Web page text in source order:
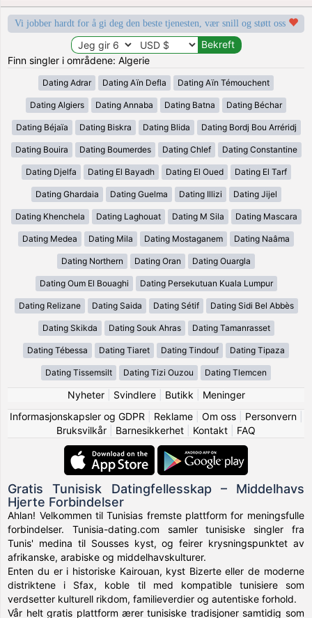
Vi jobber hardt for å gi deg den beste tjenesten, vær snill og støtt oss
Finn singler i områdene: Algerie
Dating Adrar Dating Aïn Defla Dating Aïn Témouchent
Dating Algiers Dating Annaba Dating Batna Dating Béchar
Dating Béjaïa Dating Biskra Dating Blida Dating Bordj Bou Arréridj
Dating Bouira Dating Boumerdes Dating Chlef Dating Constantine
Dating Djelfa Dating El Bayadh Dating El Oued Dating El Tarf
Dating Ghardaia Dating Guelma Dating Illizi Dating Jijel
Dating Khenchela Dating Laghouat Dating M Sila Dating Mascara
Dating Medea Dating Mila Dating Mostaganem Dating Naâma
Dating Northern Dating Oran Dating Ouargla
Dating Oum El Bouaghi Dating Persekutuan Kuala Lumpur
Dating Relizane Dating Saida Dating Sétif Dating Sidi Bel Abbès
Dating Skikda Dating Souk Ahras Dating Tamanrasset
Dating Tébessa Dating Tiaret Dating Tindouf Dating Tipaza
Dating Tissemsilt Dating Tizi Ouzou Dating Tlemcen
Nyheter| Svindlere| Butikk
Meninger
Informasjonskapsler og GDPR
Reklame| Om oss| Personvern|
Bruksvilkår
Barnesikkerhet Kontakt FAQ
Gratis Tunisisk Datingfellesskap – Middelhavs
Hjerte Forbindelser
Ahlan! Velkommen til Tunisias fremste plattform for meningsfulle
forbindelser. Tunisia-dating.com samler tunisiske singler fra
Tunis' medina til Sousses kyst, og feirer krysningspunktet av
afrikanske, arabiske og middelhavskulturer.
Enten du er i historiske Kairouan, kyst Bizerte eller de moderne
distriktene i Sfax, koble til med kompatible tunisiere som
verdsetter kulturell rikdom, familieverdier og autentiske forhold.
Vår helt gratis plattform ærer tunisiske tradisjoner samtidig som